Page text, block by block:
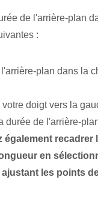
de l'arrière-plan
:
plan dans la
doigt vers la
durée de l'arrière-
également recadrer
en
les points